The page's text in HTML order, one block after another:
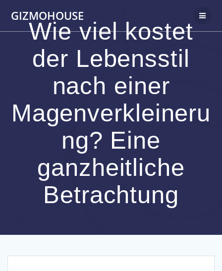
content
GIZMOHOUSE
Wie viel kostet
der Lebensstil
nach einer
Magenverkleineru
ng? Eine
ganzheitliche
Betrachtung